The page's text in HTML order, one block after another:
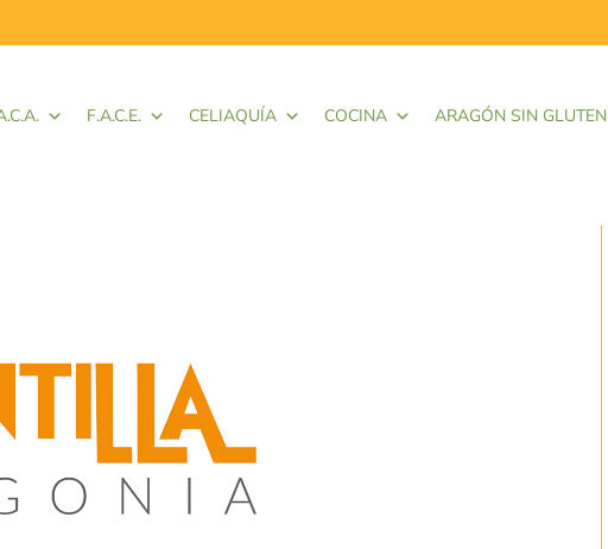
F.A.C.E. CELIAQUÍA COCINA ARAGÓN SIN GLUTEN